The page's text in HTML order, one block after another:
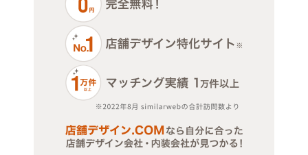
大阪市西淀川区
大阪市東淀川区
大阪市東成区
大阪市旭区